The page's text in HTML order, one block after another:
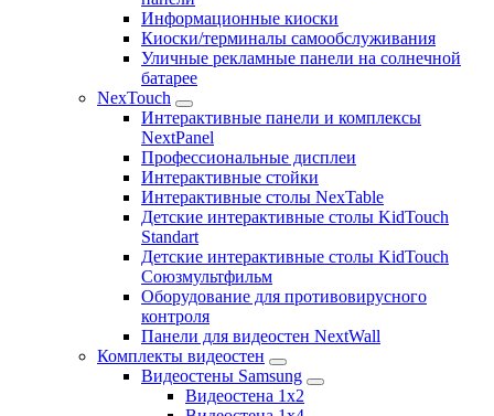
Информационные киоски
Киоски/терминалы самообслуживания
Уличные рекламные панели на солнечной
батарее
NexTouch
Интерактивные панели и комплексы
NextPanel
Профессиональные дисплеи
Интерактивные стойки
Интерактивные столы NexTable
Детские интерактивные столы KidTouch
Standart
Детские интерактивные столы KidTouch
Союзмультфильм
Оборудование для противовирусного
контроля
Панели для видеостен NextWall
Комплекты видеостен
Видеостены Samsung
Видеостена 1x2